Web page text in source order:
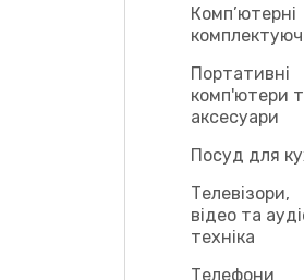
Комп’ютерні
Портативні
комп'ютери
аксесуари
Посуд для
Телевізори,
відео та
техніка
Телефони